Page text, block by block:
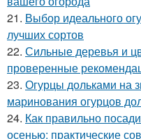
21. Выбор идеального
лучших сортов
22. Сильные деревья и
проверенные
23. Огурцы дольками на
маринования огурцов
24. Как правильно
осенью: практические